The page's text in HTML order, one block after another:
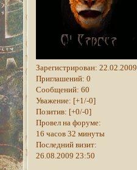
Зарегистрирован: 22.02.2009
Приглашений: 0
Сообщений: 60
Уважение: [+1/-0]
Позитив: [+0/-0]
Провел на форуме:
16 часов 32 минуты
Последний визит:
26.08.2009 23:50